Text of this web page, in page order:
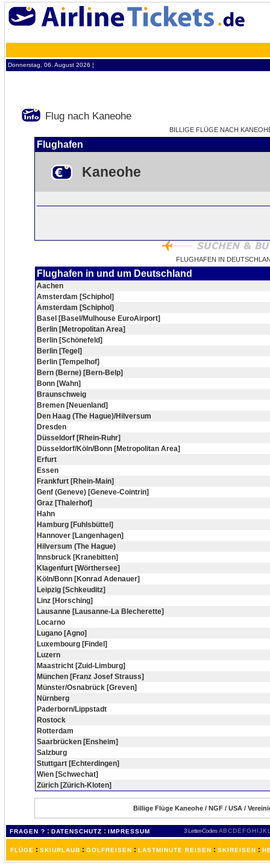
Donnerstag, 06. August 2026 ¦
Flug nach Kaneohe
BILLIGE FLÜGE NACH
Flughafen
Kaneohe
FLUGHAFEN IN
Flughafen in und um Deutschland
Aachen
Amsterdam [Schiphol]
Amsterdam [Schiphol]
Basel [Basel/Mulhouse EuroAirport]
Berlin [Metropolitan Area]
Berlin [Schönefeld]
Berlin [Tegel]
Berlin [Tempelhof]
Bern (Berne) [Bern-Belp]
Bonn [Wahn]
Braunschweig
Bremen [Neuenland]
Den Haag (The Hague)/Hilversum
Dresden
Düsseldorf [Rhein-Ruhr]
Düsseldorf/Köln/Bonn [Metropolitan Area]
Erfurt
Essen
Frankfurt [Rhein-Main]
Genf (Geneve) [Geneve-Cointrin]
Graz [Thalerhof]
Hahn
Hamburg [Fuhlsbüttel]
Hannover [Langenhagen]
Hilversum (The Hague)
Innsbruck [Kranebitten]
Klagenfurt [Wörthersee]
Köln/Bonn [Konrad Adenauer]
Leipzig [Schkeuditz]
Linz [Horsching]
Lausanne [Lausanne-La Blecherette]
Locarno
Lugano [Agno]
Luxembourg [Findel]
Luzern
Maastricht [Zuid-Limburg]
München [Franz Josef Strauss]
Münster/Osnabrück [Greven]
Nürnberg
Paderborn/Lippstadt
Rostock
Rotterdam
Saarbrücken [Ensheim]
Salzburg
Stuttgart [Echterdingen]
Wien [Schwechat]
Zürich [Zürich-Kloten]
Billige Flüge Kaneohe / NGF / USA /
FRAGEN ? : DATENSCHUTZ : IMPRESSUM 3 Letter-Codes ABCDEFGH IJKL
FLÜGE : SKIURLAUB : GOLFREISEN : LASTMINUTE REISEN : SKIREISEN :